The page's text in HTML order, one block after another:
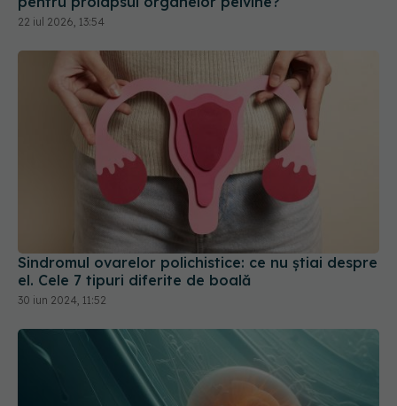
Sindromul ovarelor polichistice: ce nu știai despre
el. Cele 7 tipuri diferite de boală
30 iun 2024, 11:52